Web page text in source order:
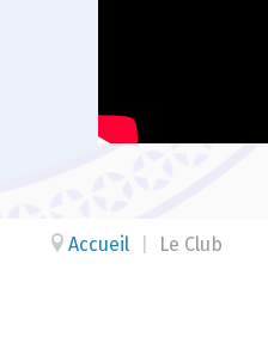
Accueil Le Club